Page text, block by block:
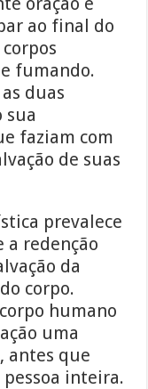
ao final do
fumando.
duas
sua
faziam com
de suas
prevalece
a redenção
da
corpo.
humano
uma
antes que
inteira.